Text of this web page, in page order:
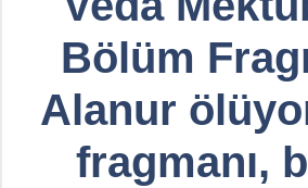
Bölüm
Alanur
fragmanı,